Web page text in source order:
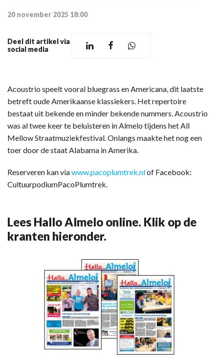
20 november 2025 18:00
Deel dit artikel via
social media
Acoustrio speelt vooral bluegrass en Americana, dit laatste
betreft oude Amerikaanse klassiekers. Het repertoire
bestaat uit bekende en minder bekende nummers. Acoustrio
was al twee keer te beluisteren in Almelo tijdens het All
Mellow Straatmuziekfestival. Onlangs maakte het nog een
toer door de staat Alabama in Amerika.
Reserveren kan viawww.pacoplumtrek.nlof Facebook:
CultuurpodiumPacoPlumtrek.
Lees Hallo Almelo online. Klik op de
kranten hieronder.